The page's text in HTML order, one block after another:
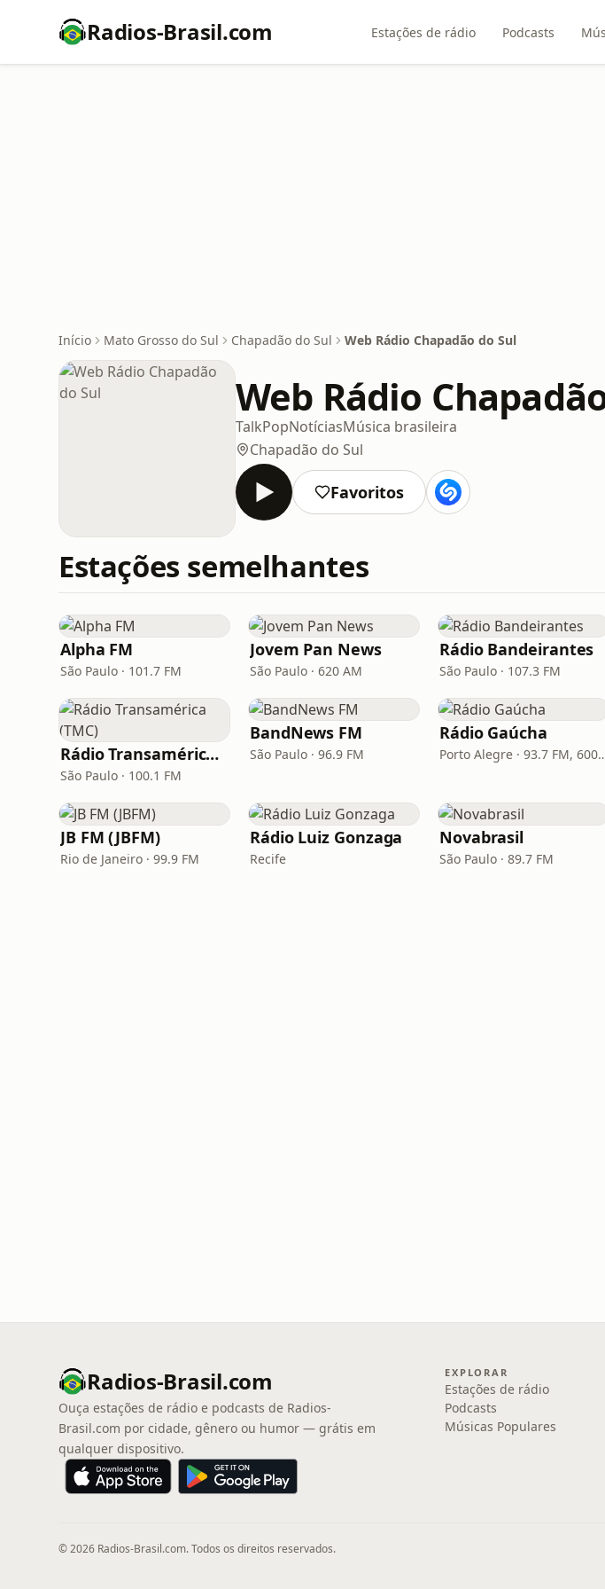
Radios-Brasil.com Estações de rádio Podcasts
Início Mato Grosso do Sul Chapadão do Sul Web Rádio Chapadão do Sul
Web Rádio
TalkPopNotíciasMúsica brasileira
Chapadão do Sul
Favoritos
Estações semelhantes
Alpha FM
São Paulo · 101.7 FM
Jovem Pan News
São Paulo · 620 AM
Rádio Bandeirantes
São Paulo · 107.3 FM
Rádio Transamérica (TMC)
São Paulo · 100.1 FM
BandNews FM
São Paulo · 96.9 FM
Rádio Gaúcha
Porto Alegre ·
JB FM (JBFM)
Rio de Janeiro · 99.9 FM
Rádio Luiz Gonzaga
Recife
Novabrasil
São Paulo · 89.7 FM
Radios-Brasil.com
Ouça estações de rádio e podcasts de Radios-
Brasil.com por cidade, gênero ou humor — grátis em
qualquer dispositivo.
EXPLORAR
Estações de rádio
Podcasts
Músicas Populares
© 2026 Radios-Brasil.com. Todos os direitos reservados.